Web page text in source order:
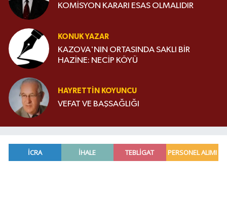
KOMİSYON KARARI ESAS OLMALIDIR
KONUK YAZAR
KAZOVA'NIN ORTASINDA SAKLI BİR
HAZİNE: NECİP KÖYÜ
HAYRETTIN KOYUNCU
VEFAT VE BAŞSAĞLIĞI